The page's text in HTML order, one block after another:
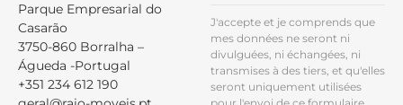
Parque Empresarial do
Casarão
3750-860 Borralha –
Águeda -Portugal
+351 234 612 190
J'accepte et je comprends que
mes données ne seront ni
divulguées, ni échangées, ni
transmises à des tiers, et qu'elles
seront uniquement utilisées